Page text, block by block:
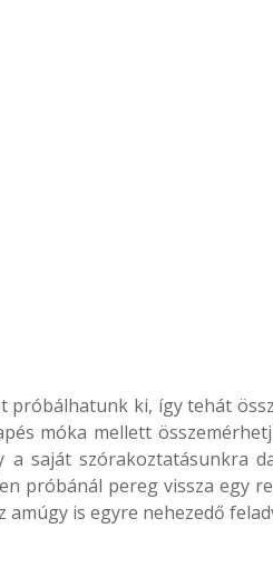
ki, így tehát
móka mellett
saját szórakoztatásunkra
próbánál pereg vissza egy
is egyre nehezedő